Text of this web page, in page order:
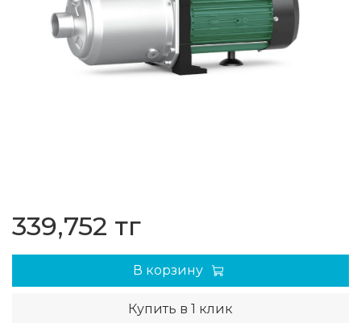
339,752 тг
В корзину
Купить в 1 клик